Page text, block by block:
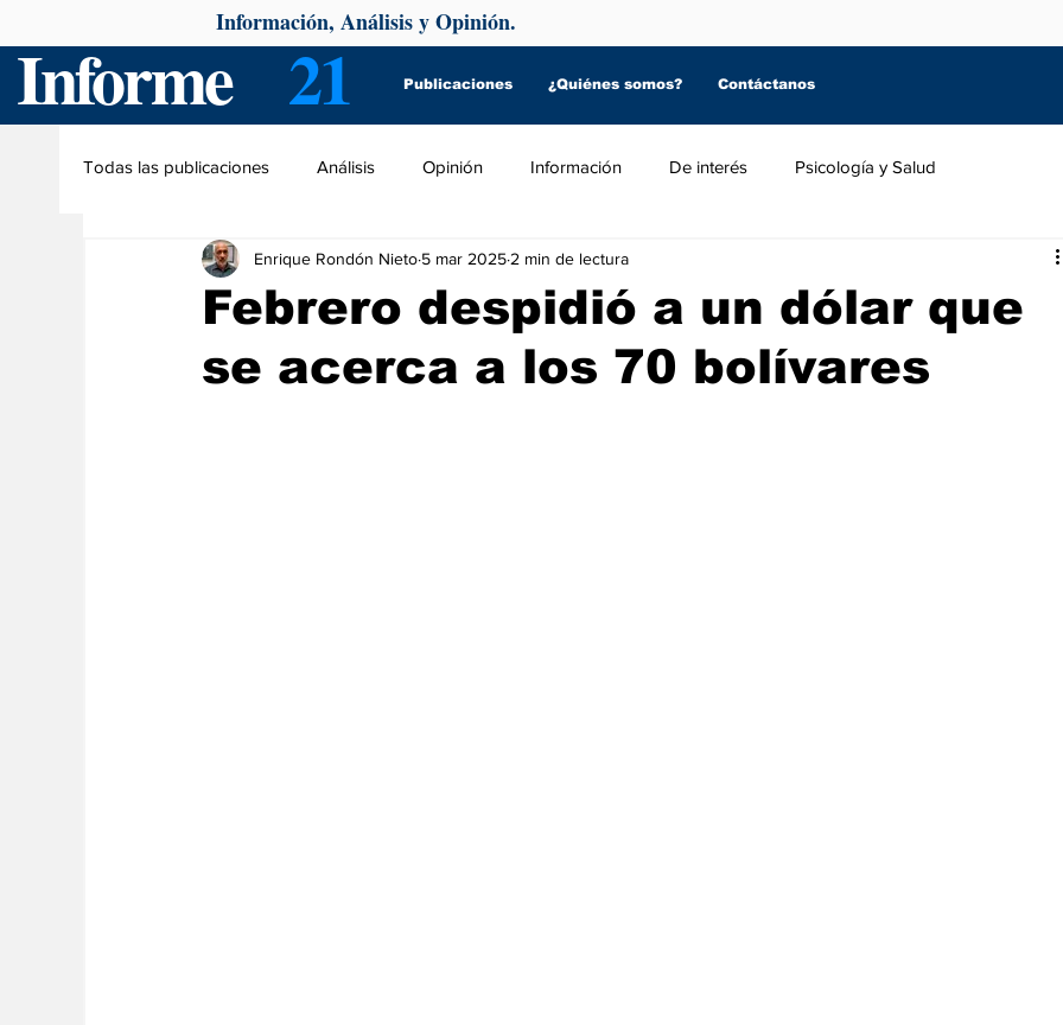
Informe 21 Publicaciones ¿Quiénes somos? Contáctanos
Información, Análisis y Opinión.
Todas las publicaciones Análisis Opinión Información De interés Psicología y Salud
Febrero despidió a un dólar que
se acerca a los 70 bolívares
Enrique Rondón Nieto 5 mar 2025 2 min de lectura